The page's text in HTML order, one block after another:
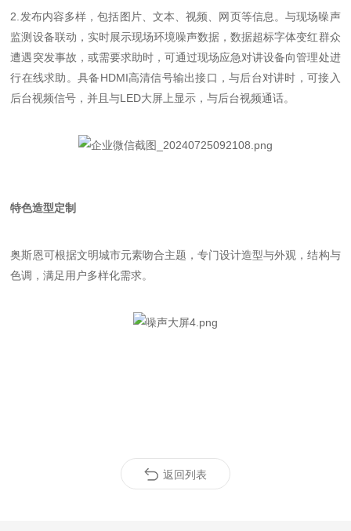
2.发布内容多样，包括图片、文本、视频、网页等信息。与现场噪声
监测设备联动，实时展示现场环境噪声数据，数据超标字体变红群众
遭遇突发事故，或需要求助时，可通过现场应急对讲设备向管理处进
行在线求助。具备HDMI高清信号输出接口，与后台对讲时，可接入
后台视频信号，并且与LED大屏上显示，与后台视频通话。
特色造型定制
奥斯恩可根据文明城市元素吻合主题，专门设计造型与外观，结构与
色调，满足用户多样化需求。
返回列表